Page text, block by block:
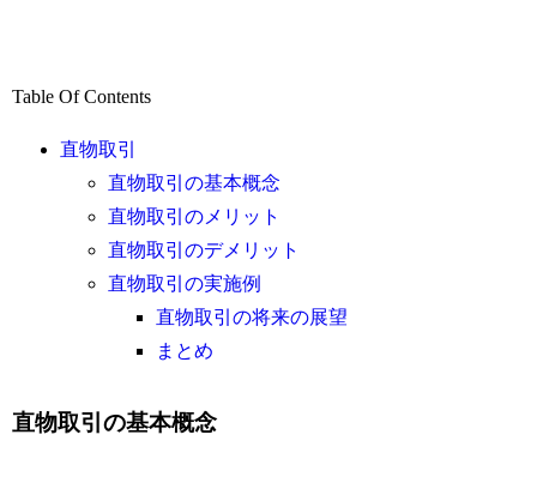
Table Of Contents
直物取引
直物取引の基本概念
直物取引のメリット
直物取引のデメリット
直物取引の実施例
直物取引の将来の展望
まとめ
直物取引の基本概念